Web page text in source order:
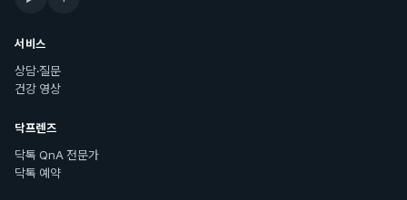
서비스
상담·질문
건강 영상
닥프렌즈
닥톡 QnA 전문가
닥톡 예약